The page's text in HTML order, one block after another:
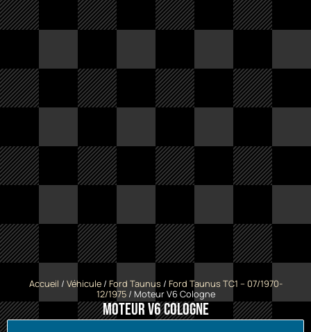
Accueil / Véhicule/ Ford Taunus/ Ford Taunus TC1 -- 07/1970-
12/1975/ Moteur V6 Cologne
Moteur V6 Cologne